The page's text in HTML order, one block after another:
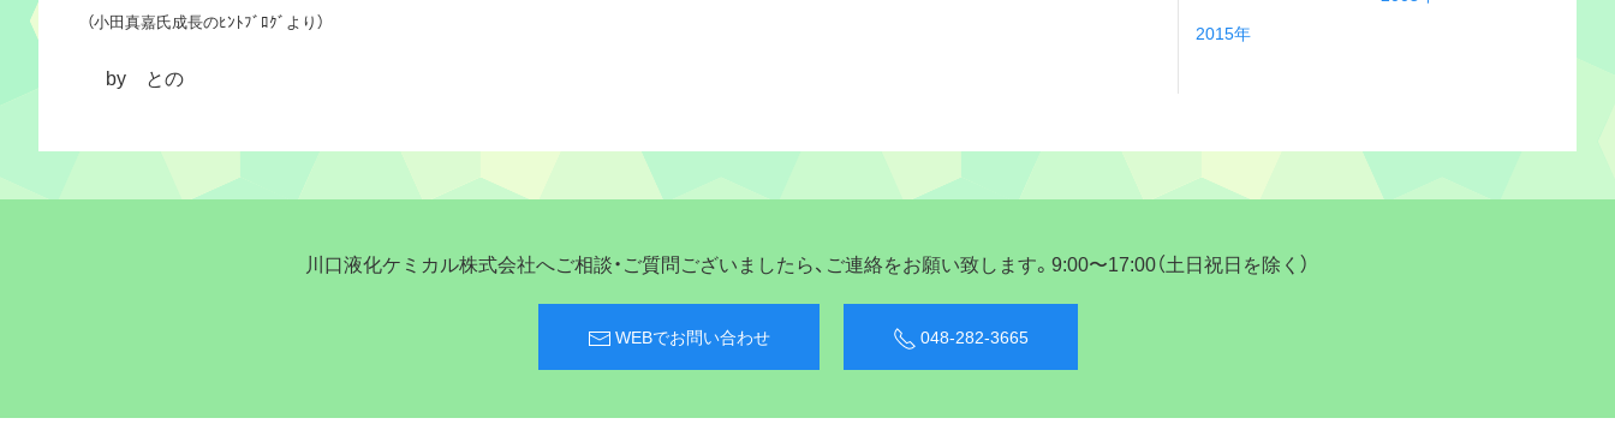
（小田真嘉氏成長のﾋﾝﾄﾌﾞﾛｸﾞより）
by との
2015年
川口液化ケミカル株式会社へご相談・ご質問ございましたら、ご連絡をお願い致します。9:00〜17:00（土日祝日を除く）
WEBでお問い合わせ 048-282-3665